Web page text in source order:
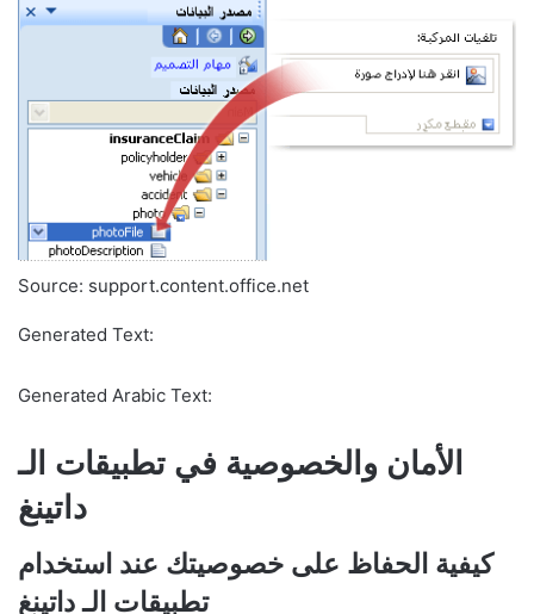
Source: support.content.office.net
Generated Text:
Generated Arabic Text:
الأمان والخصوصية في تطبيقات الـ
داتينغ
كيفية الحفاظ على خصوصيتك عند استخدام
تطبيقات الـ داتينغ